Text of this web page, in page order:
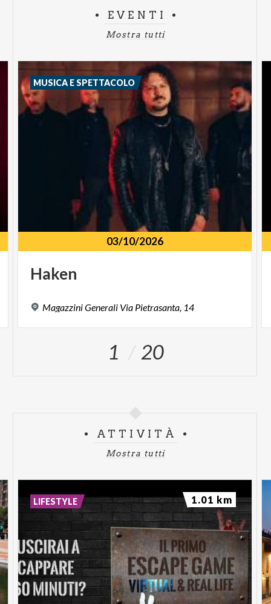
EVENTI
Mostra tutti
03/10/2026
Haken
MagazziniGenerali Via Pietrasanta, 14
MUSICA E SPETTACOLO
1 20
ATTIVITÀ
Mostra tutti
LIFESTYLE 1.01 km